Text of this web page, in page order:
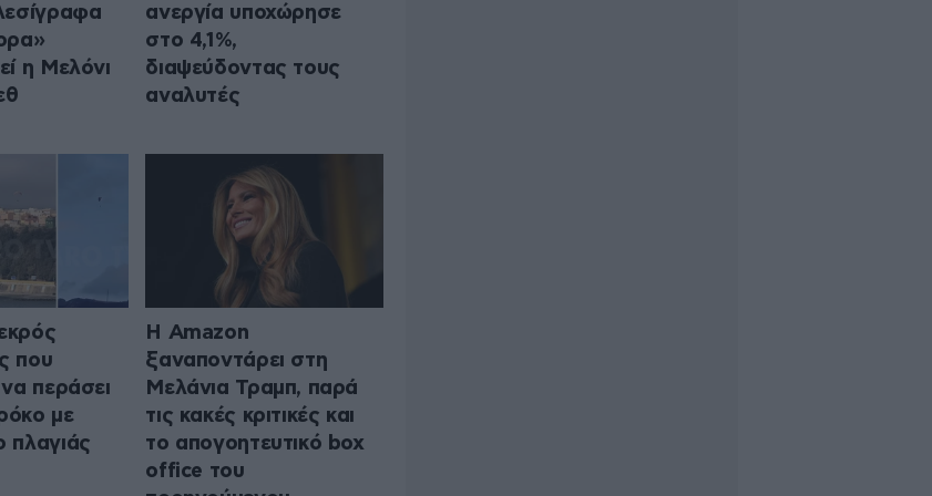
η Μελόνι
ανεργία υποχώρησε
στο 4,1%,
διαψεύδοντας τους
αναλυτές
που
να περάσει
με
πλαγιάς
Η Amazon
ξαναποντάρει στη
Μελάνια Τραμπ, παρά
τις κακές κριτικές και
το απογοητευτικό box
office του